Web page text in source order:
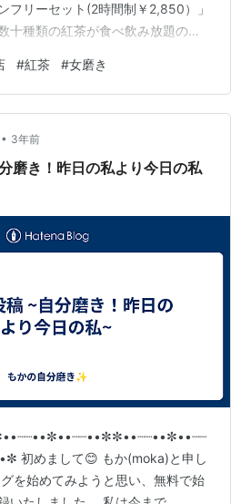
フリーセット(2時間制￥2,850）」
十種類の紅茶が食べ飲み放題のメ
ーフリーでいただける紅茶一覧の
だ紅茶にチェックをしていくこと
入りの紅茶を購入することもでき
メニューの説明、苦手なフレーバ
ださり、さっそく届いたのはこち
#紅茶 #女磨き
• 3年前
初めまして😊 もか(moka)と申し
を始めてみようと思い、無料で始